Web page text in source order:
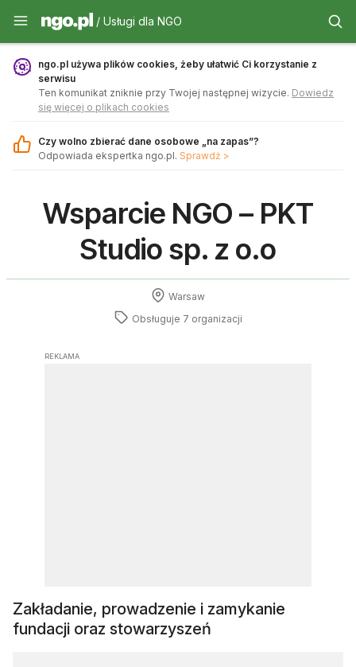
Usługi dla NGO - ngo.pl
/ Usługi dla NGO
ngo.pl używa plików cookies, żeby ułatwić Ci korzystanie z
serwisu
Ten komunikat zniknie przy Twojej następnej wizycie. Dowiedz
się więcej o plikach cookies
Czy wolno zbierać dane osobowe „na zapas”?
Odpowiada ekspertka ngo.pl. Sprawdź >
Wsparcie NGO – PKT
Studio sp. z o.o
Warsaw
Obsługuje 7 organizacji
REKLAMA
Zakładanie, prowadzenie i zamykanie
fundacji oraz stowarzyszeń